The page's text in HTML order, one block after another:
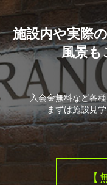
施設内や実際
風景も
入会金無料など各
まずは施設見
【